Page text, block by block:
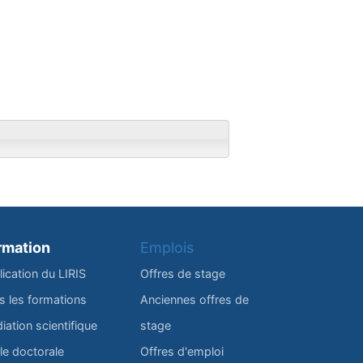
du LIRIS
les formations
scientifique
doctorale
Emplois
Offres de stage
Anciennes offres de
stage
Offres d'emploi